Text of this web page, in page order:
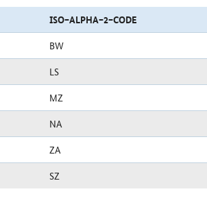
ISO−ALPHA−2−CODE
BW
LS
MZ
NA
ZA
SZ